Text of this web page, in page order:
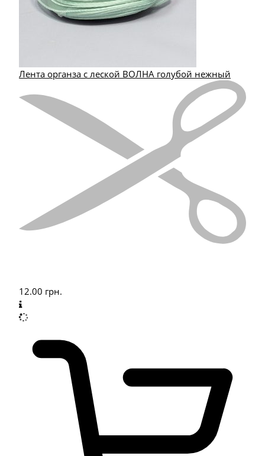
Лента органза с леской ВОЛНА голубой нежный
12.00 грн.